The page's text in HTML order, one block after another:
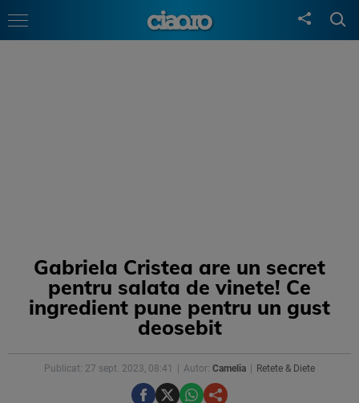
Gabriela Cristea are un secret
pentru salata de vinete! Ce
ingredient pune pentru un gust
deosebit
Publicat: 27 sept. 2023, 08:41 Autor: Camelia Retete & Diete